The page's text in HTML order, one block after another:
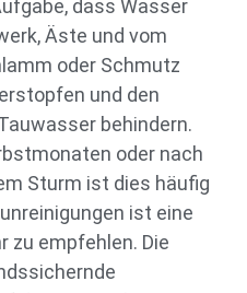
dass Wasser
Äste und vom
oder Schmutz
und den
behindern.
oder nach
Sturm ist dies häufig
ist eine
zu empfehlen. Die